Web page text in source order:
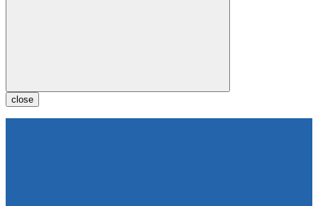
close